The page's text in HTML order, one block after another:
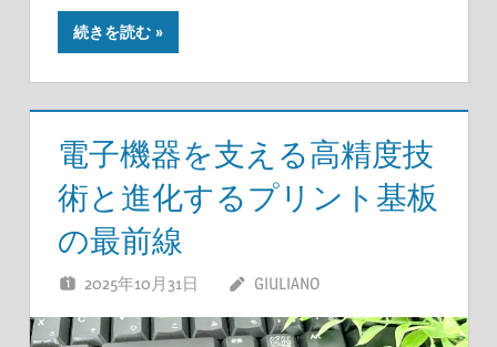
続きを読む
電子機器を支える高精度技
術と進化するプリント基板
の最前線
2025年10月31日 GIULIANO